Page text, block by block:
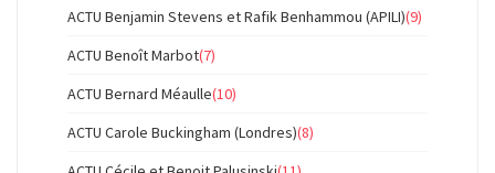
ACTU Benjamin Stevens et Rafik Benhammou (APILI)(9)
ACTU Benoît Marbot(7)
ACTU Bernard Méaulle(10)
ACTU Carole Buckingham (Londres)(8)